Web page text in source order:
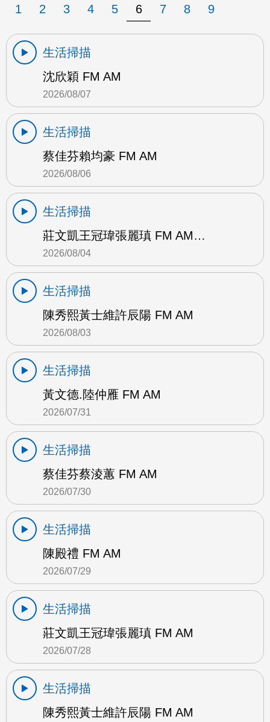
1 2 3 4 5 6 7 8 9
生活掃描
沈欣穎 FM AM
2026/08/07
生活掃描
蔡佳芬賴均豪 FM AM
2026/08/06
生活掃描
莊文凱王冠瑋張麗瑱 FM AM…
2026/08/04
生活掃描
陳秀熙黃士維許辰陽 FM AM
2026/08/03
生活掃描
黃文德.陸仲雁 FM AM
2026/07/31
生活掃描
蔡佳芬蔡淩蕙 FM AM
2026/07/30
生活掃描
陳殿禮 FM AM
2026/07/29
生活掃描
莊文凱王冠瑋張麗瑱 FM AM
2026/07/28
生活掃描
陳秀熙黃士維許辰陽 FM AM